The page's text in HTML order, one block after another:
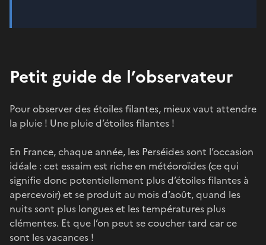
Petit guide de l’observateur
Pour observer des étoiles filantes, mieux vaut attendre
la pluie ! Une pluie d’étoiles filantes !
En France, chaque année, les Perséides sont l’occasion
idéale : cet essaim est riche en météoroïdes (ce qui
signifie donc potentiellement plus d’étoiles filantes à
apercevoir) et se produit au mois d’août, quand les
nuits sont plus longues et les températures plus
clémentes. Et que l’on peut se coucher tard car ce
sont les vacances !